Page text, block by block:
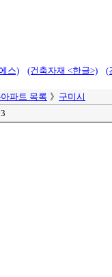
스) (건축자재 <한글>) (
파트 목록 》 구미시